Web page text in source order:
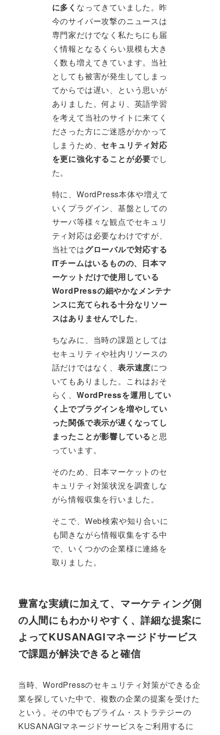
に多く なってきていました。昨
今のサイバー攻撃のニュースは
専門家だけでなく私たちにも届
く情報となるくらい規模も大き
く数も増えてきています。当社
としても被害が発生してしまっ
てからでは遅い、という思いが
ありました。何より、英語学習
を考えて当社のサイトに来てく
ださった方にご迷惑がかかって
しまうため、 セキュリティ対応
を更に強化することが必要でし
た。
特に、WordPress本体や増えて
いくプラグイン、基盤としての
サーバ等様々な観点でセキュリ
ティ対応は必要なわけですが、
当社ではグローバルで対応する
ITチームはいるものの、日本マ
ーケットだけで使用している
WordPressの細やかなメンテナ
ンスに充てられる十分なリソー
スはありませんでした。
ちなみに、当時の課題としては
セキュリティや社内リソースの
話だけではなく、 表示速度につ
いてもありました。これはおそ
らく、 WordPressを運用してい
く上でプラグインを増やしてい
った関係で表示が遅くなってし
まったことが影響していると思
っています。
そのため、日本マーケットのセ
キュリティ対策状況を調査しな
がら情報収集を行いました。
そこで、Web検索や知り合いに
も聞きながら情報収集をする中
で、いくつかの企業様に連絡を
取りました。
豊富な実績に加えて、マーケティング側
の人間にもわかりやすく、詳細な提案に
よってKUSANAGIマネージドサービス
で課題が解決できると確信
当時、WordPressのセキュリティ対策ができる企
業を探していた中で、複数の企業の提案を受けた
という。その中でもプライム・ストラテジーの
KUSANAGIマネージドサービスをご利用するに